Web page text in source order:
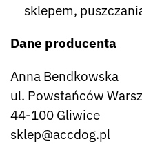
sklepem,
Dane producenta
Anna Bendkowska
ul. Powstańców
44-100 Gliwice
sklep@accdog.pl